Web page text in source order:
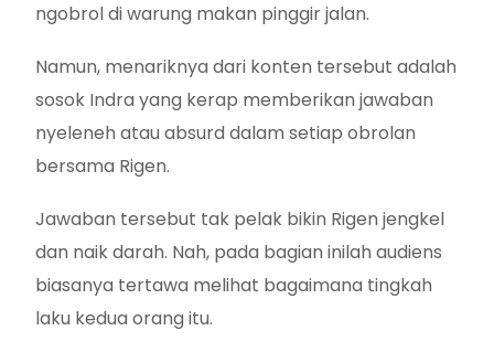
ngobrol di warung makan pinggir jalan.
Namun, menariknya dari konten tersebut adalah
sosok Indra yang kerap memberikan jawaban
nyeleneh atau absurd dalam setiap obrolan
bersama Rigen.
Jawaban tersebut tak pelak bikin Rigen jengkel
dan naik darah. Nah, pada bagian inilah audiens
biasanya tertawa melihat bagaimana tingkah
laku kedua orang itu.